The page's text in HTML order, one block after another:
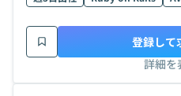
詳細を
登録して